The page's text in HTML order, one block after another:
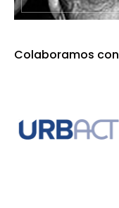
Colaboramos con